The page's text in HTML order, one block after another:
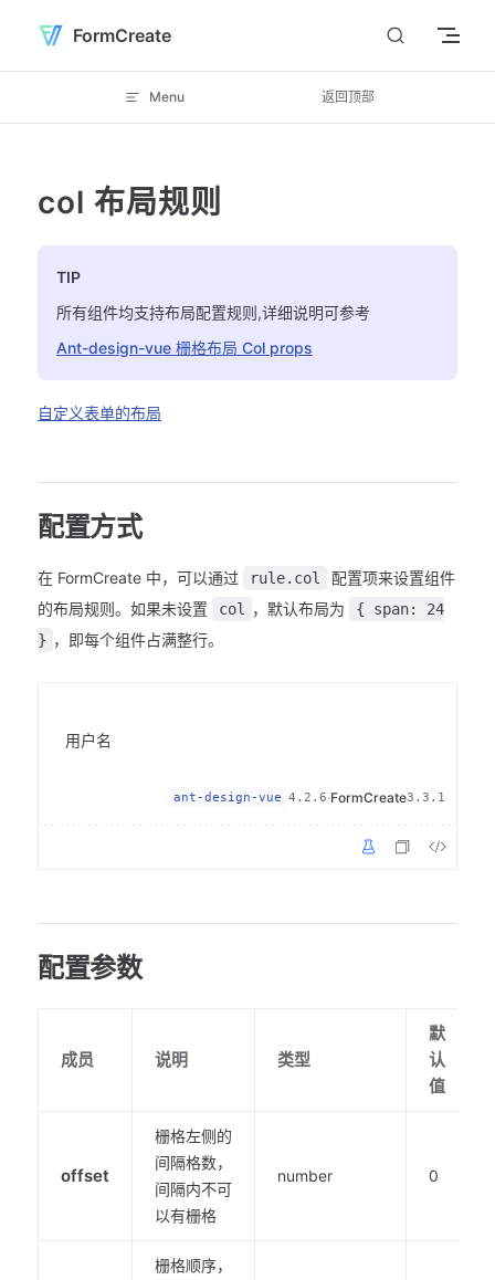
Skip to content
FormCreate
Menu 返回顶部
col 布局规则
TIP
所有组件均支持布局配置规则,详细说明可参考
Ant-design-vue 栅格布局 Col props
自定义表单的布局
配置方式
在 FormCreate 中，可以通过 rule.col
配置项来设置组件
的布局规则。如果未设置
col ，默认布局为
{ span: 24
} ，即每个组件占满整行。
ant-design-vue 4.2.6·FormCreate3.3.1
用户名
配置参数
成员 说明 类型
默
认
值
offset
栅格左侧的
间隔格数，
间隔内不可
以有栅格
number 0
栅格顺序，